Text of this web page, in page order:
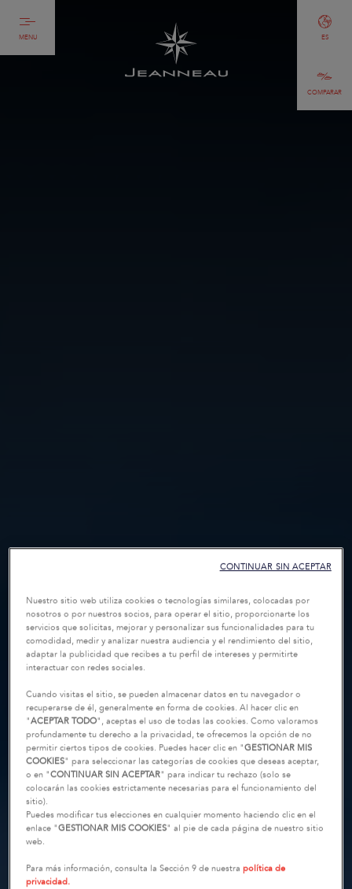
MENU
COMPARAR
ES
Nuestro sitio web utiliza cookies o tecnologías similares, colocadas por
nosotros o por nuestros socios, para operar el sitio, proporcionarte los
servicios que solicitas, mejorar y personalizar sus funcionalidades para tu
comodidad, medir y analizar nuestra audiencia y el rendimiento del sitio,
adaptar la publicidad que recibes a tu perfil de intereses y permitirte
interactuar con redes sociales.
Cuando visitas el sitio, se pueden almacenar datos en tu navegador o
recuperarse de él, generalmente en forma de cookies. Al hacer clic en
"ACEPTAR TODO", aceptas el uso de todas las cookies. Como valoramos
profundamente tu derecho a la privacidad, te ofrecemos la opción de no
permitir ciertos tipos de cookies. Puedes hacer clic en "GESTIONAR MIS
COOKIES" para seleccionar las categorías de cookies que deseas aceptar,
o en "CONTINUAR SIN ACEPTAR" para indicar tu rechazo (solo se
colocarán las cookies estrictamente necesarias para el funcionamiento del
sitio).
Puedes modificar tus elecciones en cualquier momento haciendo clic en el
enlace "GESTIONAR MIS COOKIES" al pie de cada página de nuestro sitio
web.
Para más información, consulta la Sección 9 de nuestrapolítica de
privacidad.
CONTINUAR SIN ACEPTAR